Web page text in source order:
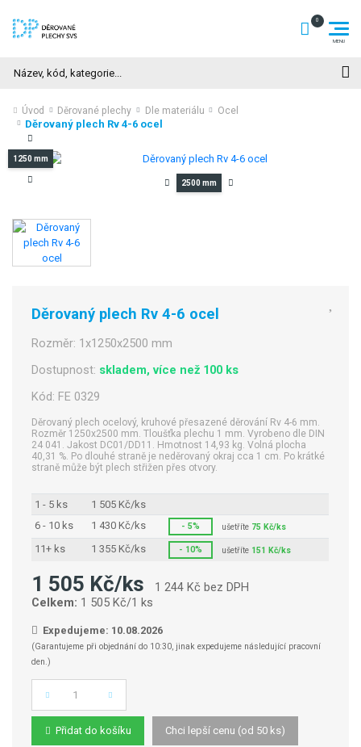
Úvod Děrované plechy Dle materiálu Ocel
Děrovaný plech Rv 4-6 ocel
1250 mm
2500 mm
Děrovaný plech Rv 4-6 ocel
Rozměr: 1x1250x2500 mm
Dostupnost: skladem, více než 100 ks
Kód: FE 0329
Děrovaný plech ocelový, kruhové přesazené děrování Rv 4-6 mm.
Rozměr 1250x2500 mm. Tloušťka plechu 1 mm. Vyrobeno dle DIN
24 041. Jakost DC01/DD11. Hmotnost 14,93 kg. Volná plocha
40,31 %. Po dlouhé straně je neděrovaný okraj cca 1 cm. Po krátké
straně může být plech střižen přes otvory.
1 - 5 ks
1 505 Kč/ks
6 - 10 ks
1 430 Kč/ks - 5% ušetříte 75 Kč/ks
11+ ks 1 355 Kč/ks - 10% ušetříte 151 Kč/ks
1 505 Kč/ks
1 244 Kč bez DPH
Celkem: 1 505 Kč/1 ks
Expedujeme: 10.08.2026
(Garantujeme při objednání do 10:30, jinak expedujeme následující pracovní
den.)
Počet
Přidat do košíku Chci lepší cenu (od 50 ks)